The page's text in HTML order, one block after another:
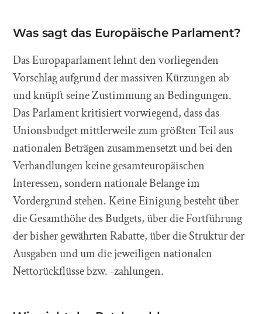
Was sagt das Europäische Parlament?
Das Europaparlament lehnt den vorliegenden
Vorschlag aufgrund der massiven Kürzungen ab
und knüpft seine Zustimmung an Bedingungen.
Das Parlament kritisiert vorwiegend, dass das
Unionsbudget mittlerweile zum größten Teil aus
nationalen Beträgen zusammensetzt und bei den
Verhandlungen keine gesamteuropäischen
Interessen, sondern nationale Belange im
Vordergrund stehen. Keine Einigung besteht über
die Gesamthöhe des Budgets, über die Fortführung
der bisher gewährten Rabatte, über die Struktur der
Ausgaben und um die jeweiligen nationalen
Nettorückflüsse bzw. -zahlungen.